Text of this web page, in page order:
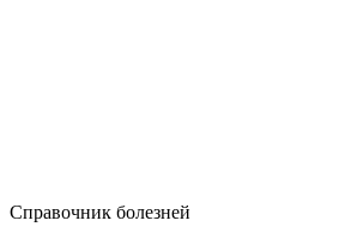
Справочник болезней